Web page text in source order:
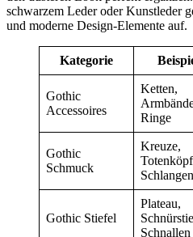
schwarzem Leder oder Kunstleder
und moderne Design-Elemente auf.
Kategorie
Gothic
Accessoires
Ketten,
Ringe
Gothic
Schmuck
Kreuze,
Schlangen
Gothic Stiefel
Plateau,
Schnallen